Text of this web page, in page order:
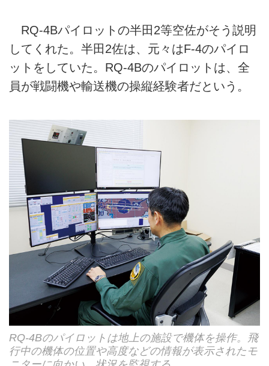
RQ-4Bパイロットの半田2等空佐がそう説明
してくれた。半田2佐は、元々はF-4のパイロ
ットをしていた。RQ-4Bのパイロットは、全
員が戦闘機や輸送機の操縦経験者だという。
RQ-4Bのパイロットは地上の施設で機体を操作。飛
行中の機体の位置や高度などの情報が表示されたモ